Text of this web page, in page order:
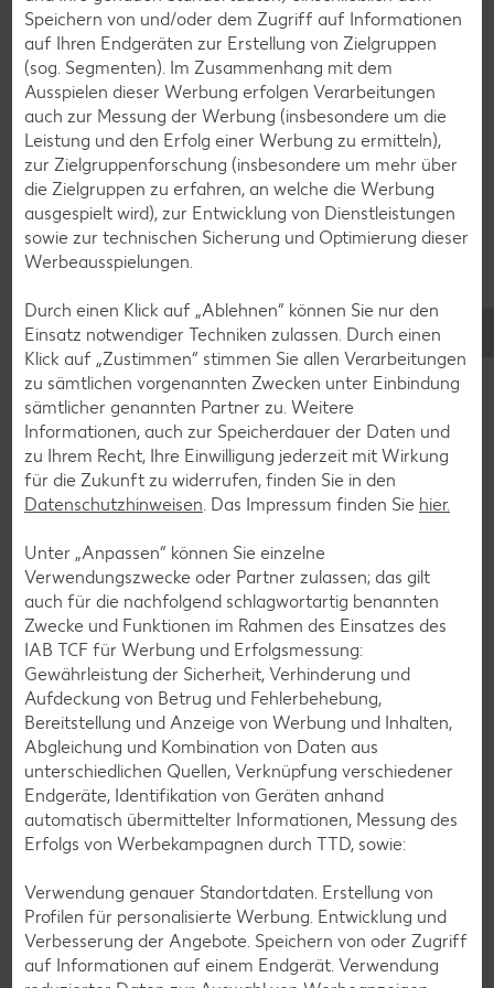
ROYAL ORANGE
Maasdam
je 100 g
-56%
0.69
1.59
ARNAUD
Jura-Morbier AOP
nur
1.99
Verwendung und Lagerung
Wozu können Milchprodukte
und Eier verwendet werden und
wie werden sie gelagert?
Milch kann sowohl getrunken als auch zum Kochen
verwendet werden. Weiterhin eignet sie sich zur
Herstellung von Pudding oder anderen Süßspeisen.
Milchpulver wird in erster Linie zur Produktion von
Backwaren, Schokolade oder für Babykost verwendet.
Ebenfalls bekannt ist die Kondensmilch, eine Zutat zu
Kaffee oder Tee. Eier sind in der Küche ebenfalls vielseitig
einsetzbar. Sie schmecken gekocht, gebraten oder auch als
Rührei und können als vollwertige Mahlzeit, zum Frühstück
oder auch als Zwischenmahlzeit genossen werden.
Inhaltsstoffe
Das steckt in Milchprodukten
und Eiern
Speichern von und/oder dem Zugriff auf Informationen
auf Ihren Endgeräten zur Erstellung von Zielgruppen
(sog. Segmenten). Im Zusammenhang mit dem
Ausspielen dieser Werbung erfolgen Verarbeitungen
auch zur Messung der Werbung (insbesondere um die
Leistung und den Erfolg einer Werbung zu ermitteln),
zur Zielgruppenforschung (insbesondere um mehr über
die Zielgruppen zu erfahren, an welche die Werbung
ausgespielt wird), zur Entwicklung von Dienstleistungen
sowie zur technischen Sicherung und Optimierung dieser
Werbeausspielungen.
Durch einen Klick auf „Ablehnen“ können Sie nur den
Einsatz notwendiger Techniken zulassen. Durch einen
Klick auf „Zustimmen“ stimmen Sie allen Verarbeitungen
zu sämtlichen vorgenannten Zwecken unter Einbindung
sämtlicher genannten Partner zu. Weitere
Informationen, auch zur Speicherdauer der Daten und
zu Ihrem Recht, Ihre Einwilligung jederzeit mit Wirkung
für die Zukunft zu widerrufen, finden Sie in den
Datenschutzhinweisen . Das Impressum finden Sie hier.
Unter „Anpassen“ können Sie einzelne
Verwendungszwecke oder Partner zulassen; das gilt
auch für die nachfolgend schlagwortartig benannten
Zwecke und Funktionen im Rahmen des Einsatzes des
IAB TCF für Werbung und Erfolgsmessung:
Gewährleistung der Sicherheit, Verhinderung und
Aufdeckung von Betrug und Fehlerbehebung,
Bereitstellung und Anzeige von Werbung und Inhalten,
Abgleichung und Kombination von Daten aus
unterschiedlichen Quellen, Verknüpfung verschiedener
Endgeräte, Identifikation von Geräten anhand
automatisch übermittelter Informationen, Messung des
Erfolgs von Werbekampagnen durch TTD, sowie:
Verwendung genauer Standortdaten. Erstellung von
Profilen für personalisierte Werbung. Entwicklung und
Verbesserung der Angebote. Speichern von oder Zugriff
auf Informationen auf einem Endgerät. Verwendung